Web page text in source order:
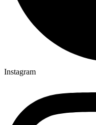
Instagram